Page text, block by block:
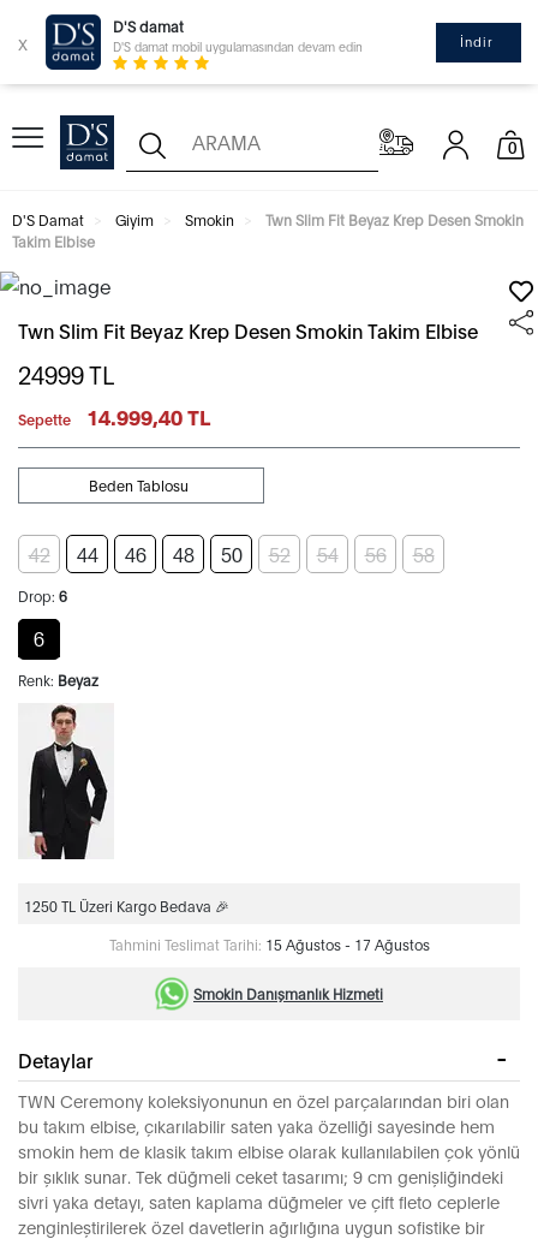
x
D'S damat
D'S damat mobil uygulamasından devam edin İndir
0
D'S Damat Giyim Smokin
Twn Slim Fit Beyaz Krep Desen Smokin
Takim Elbise
Twn Slim Fit Beyaz Krep Desen Smokin Takim Elbise
24999TL
Sepette 14.999,40 TL
Beden Tablosu
42 44 46 48 50 52 54 56 58
Drop: 6
6
Renk: Beyaz
1250 TL Üzeri Kargo Bedava 🎉
Tahmini Teslimat Tarihi: 15 Ağustos - 17 Ağustos
Smokin Danışmanlık Hizmeti
Detaylar
TWN Ceremony koleksiyonunun en özel parçalarından biri olan
bu takım elbise, çıkarılabilir saten yaka özelliği sayesinde hem
smokin hem de klasik takım elbise olarak kullanılabilen çok yönlü
bir şıklık sunar. Tek düğmeli ceket tasarımı; 9 cm genişliğindeki
sivri yaka detayı, saten kaplama düğmeler ve çift fleto ceplerle
zenginleştirilerek özel davetlerin ağırlığına uygun sofistike bir